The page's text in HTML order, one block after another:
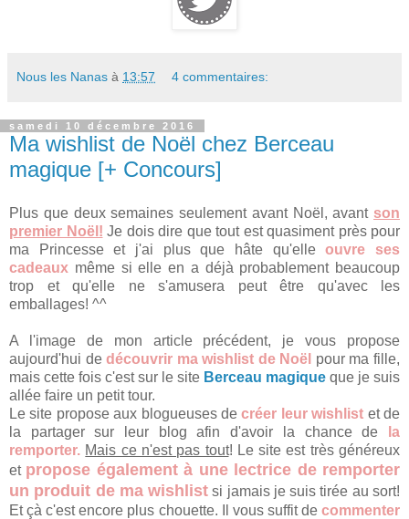
Nous les Nanas à 13:57 4 commentaires:
samedi 10 décembre 2016
Ma wishlist de Noël chez Berceau
magique [+ Concours]
Plus que deux semaines seulement avant Noël, avant son
premier Noël! Je dois dire que tout est quasiment près pour
ma Princesse et j'ai plus que hâte qu'elleouvre ses
cadeaux même si elle en a déjà probablement beaucoup
trop et qu'elle ne s'amusera peut être qu'avec les
emballages! ^^
A l'image de mon article précédent, je vous propose
aujourd'hui dedécouvrir ma wishlist de Noël pour ma fille,
mais cette fois c'est sur le site Berceau magique que je suis
allée faire un petit tour.
Le site propose aux blogueuses decréer leur wishlist et de
la partager sur leur blog afin d'avoir la chance de
la
remporter. Mais ce n'est pas tout! Le site est très généreux
et propose également à une lectrice de remporter
un produit de ma wishlist si jamais je suis tirée au sort!
Et çà c'est encore plus chouette. Il vous suffit de commenter